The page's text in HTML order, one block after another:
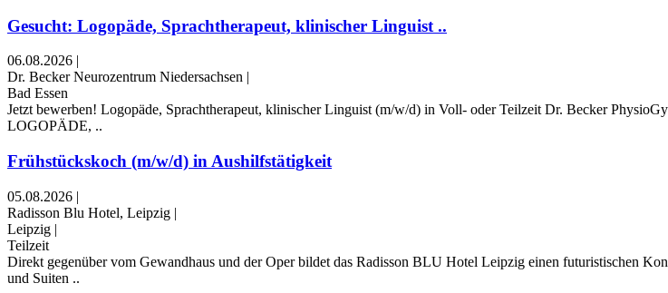
Gesucht: Logopäde, Sprachtherapeut, klinischer Linguist ..
06.08.2026
Dr. Becker Neurozentrum Niedersachsen
Bad Essen
Jetzt bewerben! Logopäde, Sprachtherapeut, klinischer Linguist (m/w/d) in Voll- oder Teilzeit Dr. Becker
LOGOPÄDE, ..
Frühstückskoch (m/w/d) in Aushilfstätigkeit
05.08.2026 |
Radisson Blu Hotel, Leipzig |
Leipzig |
Teilzeit
Direkt gegenüber vom Gewandhaus und der Oper bildet das Radisson BLU Hotel Leipzig einen futuristischen
und Suiten ..